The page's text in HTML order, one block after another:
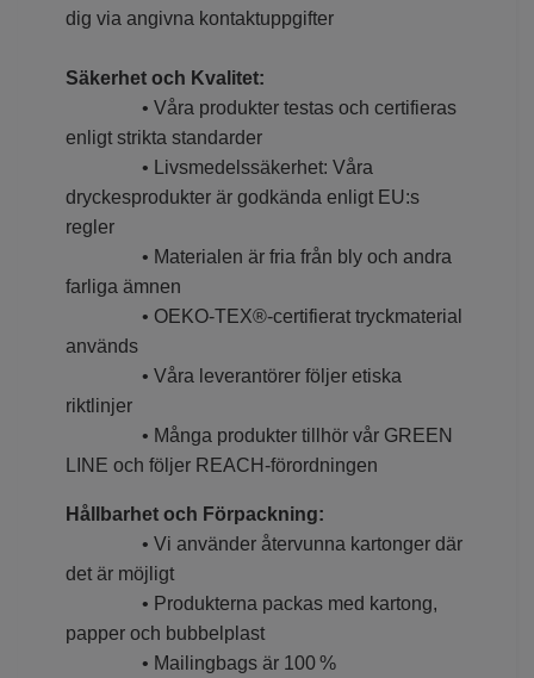
dig via angivna kontaktuppgifter
Säkerhet och Kvalitet:
• Våra produkter testas och certifieras
enligt strikta standarder
• Livsmedelssäkerhet: Våra
dryckesprodukter är godkända enligt EU:s
regler
• Materialen är fria från bly och andra
farliga ämnen
• OEKO-TEX®-certifierat tryckmaterial
används
• Våra leverantörer följer etiska
riktlinjer
• Många produkter tillhör vår GREEN
LINE och följer REACH-förordningen
Hållbarhet och Förpackning:
• Vi använder återvunna kartonger där
det är möjligt
• Produkterna packas med kartong,
papper och bubbelplast
• Mailingbags är 100 %